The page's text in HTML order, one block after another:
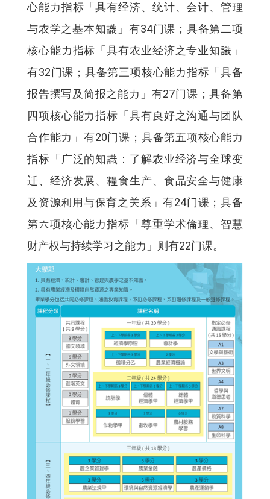
心能力指标「具有经济、统计、会计、管理
与农学之基本知識」有34门课；具备第二项
核心能力指标「具有农业经济之专业知識」
有32门课；具备第三项核心能力指标「具备
报告撰写及简报之能力」有27门课；具备第
四项核心能力指标「具有良好之沟通与团队
合作能力」有20门课；具备第五项核心能力
指标「广泛的知識：了解农业经济与全球变
迁、经济发展、糧食生产、食品安全与健康
及资源利用与保育之关系」有24门课；具备
第六项核心能力指标「尊重学术倫理、智慧
财产权与持续学习之能力」则有22门课。